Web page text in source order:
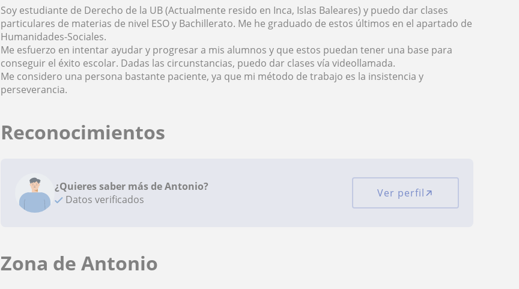
Soy estudiante de Derecho de la UB (Actualmente resido en Inca, Islas Baleares) y puedo dar clases
particulares de materias de nivel ESO y Bachillerato. Me he graduado de estos últimos en el apartado de
Humanidades-Sociales.
Me esfuerzo en intentar ayudar y progresar a mis alumnos y que estos puedan tener una base para
conseguir el éxito escolar. Dadas las circunstancias, puedo dar clases vía videollamada.
Me considero una persona bastante paciente, ya que mi método de trabajo es la insistencia y
perseverancia.
Reconocimientos
¿Quieres saber más de Antonio?
Datos verificados
Ver perfil
Zona de Antonio